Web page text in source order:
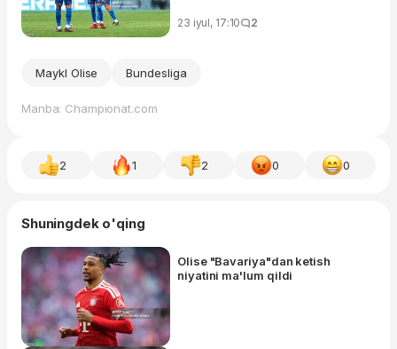
23 iyul, 17:10 2
Maykl Olise Bundesliga
Manba: Championat.com
2 1 2 0 0
Shuningdek o'qing
Olise "Bavariya"dan ketish
niyatini ma'lum qildi